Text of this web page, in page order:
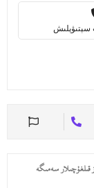
سېتىۋېلىش
قىلغۇچىلار سەمىگە